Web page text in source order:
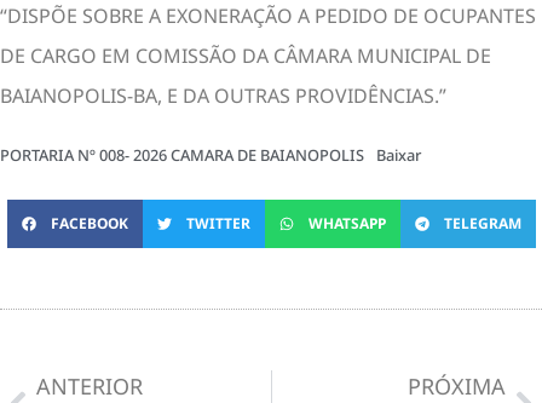
“DISPÕE SOBRE A EXONERAÇÃO A PEDIDO DE OCUPANTES
DE CARGO EM COMISSÃO DA CÂMARA MUNICIPAL DE
BAIANOPOLIS-BA, E DA OUTRAS PROVIDÊNCIAS.”
PORTARIA Nº 008- 2026 CAMARA DE BAIANOPOLIS Baixar
FACEBOOK TWITTER WHATSAPP TELEGRAM
ANTERIOR
PRÓXIMA